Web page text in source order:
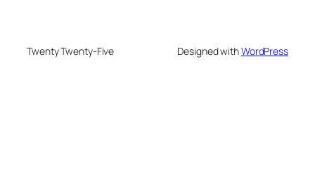
Twenty Twenty-Five Designed withWordPress